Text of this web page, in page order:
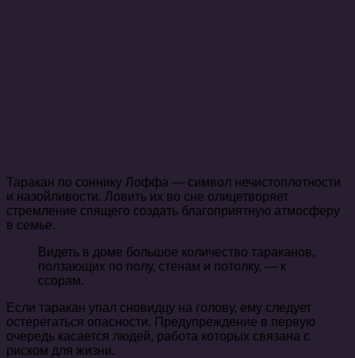
Таракан по соннику Лоффа — символ нечистоплотности
и назойливости. Ловить их во сне олицетворяет
стремление спящего создать благоприятную атмосферу
в семье.
Видеть в доме большое количество тараканов,
ползающих по полу, стенам и потолку, — к
ссорам.
Если таракан упал сновидцу на голову, ему следует
остерегаться опасности. Предупреждение в первую
очередь касается людей, работа которых связана с
риском для жизни.